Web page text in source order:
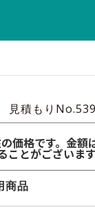
見積もり
価格です。金額
ことがございま
商品